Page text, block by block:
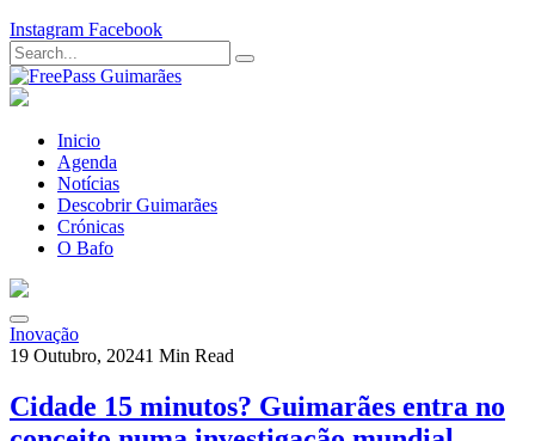
Instagram Facebook
Inicio
Agenda
Notícias
Descobrir Guimarães
Crónicas
O Bafo
Inovação
19 Outubro, 20241 Min Read
Cidade 15 minutos? Guimarães entra no